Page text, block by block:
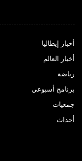
أخبار إيطاليا
أخبار العالم
رياضة
برنامج أسبوعي
جمعيات
أحداث